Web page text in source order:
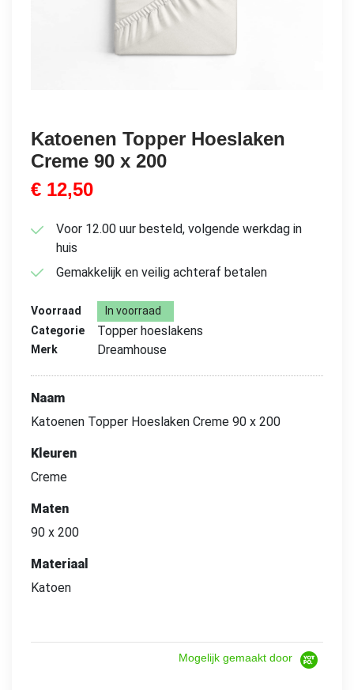
Katoenen Topper Hoeslaken
Creme 90 x 200
€ 12,50
Voor 12.00 uur besteld, volgende werkdag in
huis
Gemakkelijk en veilig achteraf betalen
Voorraad
In voorraad
Categorie
Topper hoeslakens
Merk Dreamhouse
Naam
Katoenen Topper Hoeslaken Creme 90 x 200
Kleuren
Creme
Maten
90 x 200
Materiaal
Katoen
Mogelijk gemaakt door